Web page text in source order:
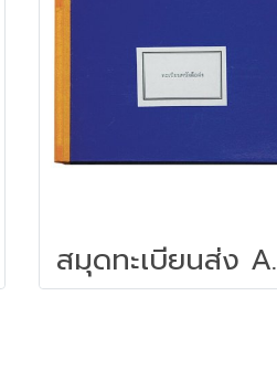
สมุดท